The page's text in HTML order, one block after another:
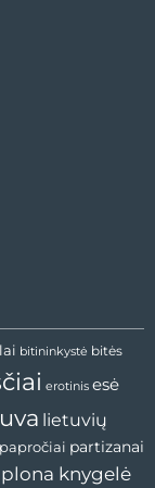
bitininkystė bitės
erotinis esė
lietuvių
papročiai partizanai
plona knygelė